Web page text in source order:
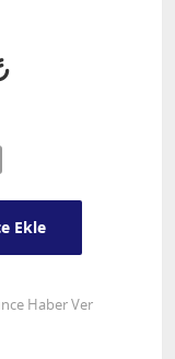
Ekle
Haber Ver